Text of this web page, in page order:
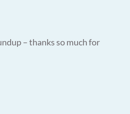
– thanks so much for